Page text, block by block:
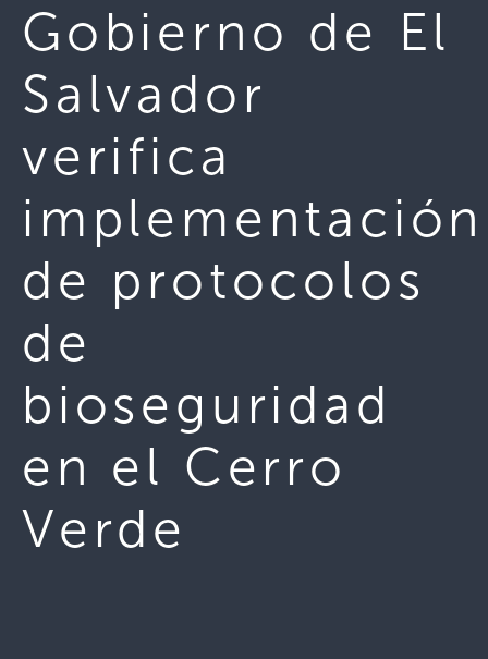
Gobierno de El
Salvador
verifica
implementación
de protocolos
de
bioseguridad
en el Cerro
Verde